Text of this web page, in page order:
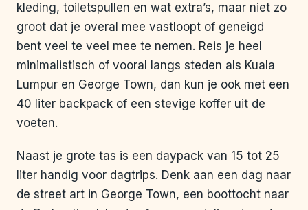
kleding, toiletspullen en wat extra’s, maar niet zo
groot dat je overal mee vastloopt of geneigd
bent veel te veel mee te nemen. Reis je heel
minimalistisch of vooral langs steden als Kuala
Lumpur en George Town, dan kun je ook met een
40 liter backpack of een stevige koffer uit de
voeten.
Naast je grote tas is een daypack van 15 tot 25
liter handig voor dagtrips. Denk aan een dag naar
de street art in George Town, een boottocht naar